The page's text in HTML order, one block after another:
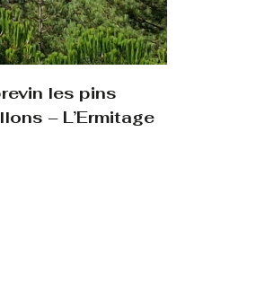
les pins
– L’Ermitage